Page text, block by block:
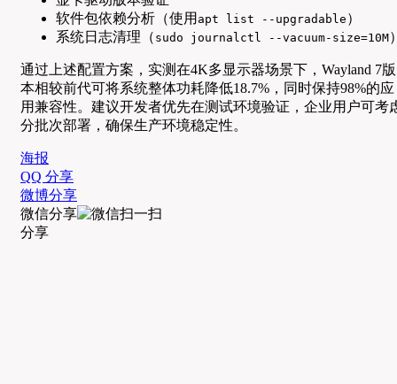
软件包依赖分析（使用 apt list --upgradable ）
系统日志清理（ sudo journalctl --vacuum-size=10M
通过上述配置方案，实测在4K多显示器场景下，Wayland 7版
本相较前代可将系统整体功耗降低18.7%，同时保持98%的应
用兼容性。建议开发者优先在测试环境验证，企业用户可考
分批次部署，确保生产环境稳定性。
海报
QQ 分享
微博分享
微信分享
分享